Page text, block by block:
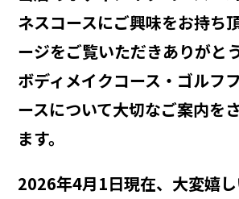
ネスコースにご興味をお持ち
ージをご覧いただきありがと
ボディメイクコース・ゴルフ
ースについて大切なご案内を
ます。
2026年4月1日現在、大変嬉